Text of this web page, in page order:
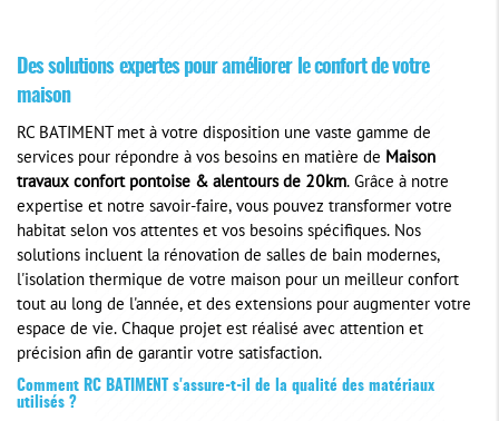
Des solutions expertes pour améliorer le confort de votre
maison
RC BATIMENT met à votre disposition une vaste gamme de
services pour répondre à vos besoins en matière de
Maison
travaux confort pontoise & alentours de 20km. Grâce à notre
expertise et notre savoir-faire, vous pouvez transformer votre
habitat selon vos attentes et vos besoins spécifiques. Nos
solutions incluent la rénovation de salles de bain modernes,
l'isolation thermique de votre maison pour un meilleur confort
tout au long de l'année, et des extensions pour augmenter votre
espace de vie. Chaque projet est réalisé avec attention et
précision afin de garantir votre satisfaction.
Comment RC BATIMENT s'assure-t-il de la qualité des matériaux
utilisés ?